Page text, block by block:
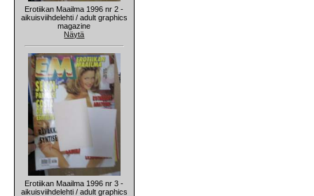
Erotiikan Maailma 1996 nr 2 -
aikuisviihdelehti / adult graphics
magazine
Näytä
Erotiikan Maailma 1996 nr 3 -
aikuisviihdelehti / adult graphics